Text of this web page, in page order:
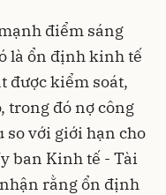
điểm sáng
là ổn định kinh tế
được kiểm soát,
trong đó nợ công
so với giới hạn cho
ban Kinh tế - Tài
rằng ổn định